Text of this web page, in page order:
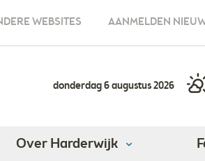
WEBSITES AANMELDEN
donderdag 6 augustus 2026
Over Harderwijk